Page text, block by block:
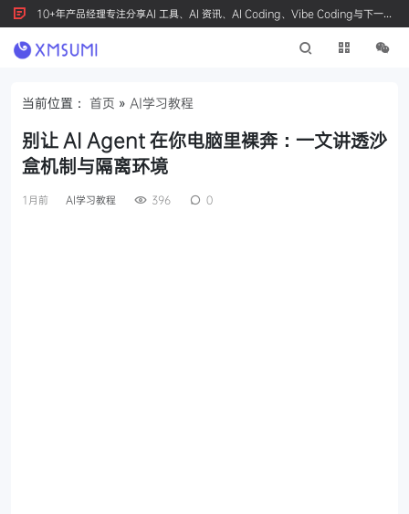
10+年产品经理专注分享AI 工具、AI 资讯、AI Coding、Vibe Coding与下一代
产品创新，按 Ctrl+D 收藏我们
当前位置： 首页 » AI学习教程
别让 AI Agent 在你电脑里裸奔：一文讲透沙
盒机制与隔离环境
1月前 AI学习教程 396 0